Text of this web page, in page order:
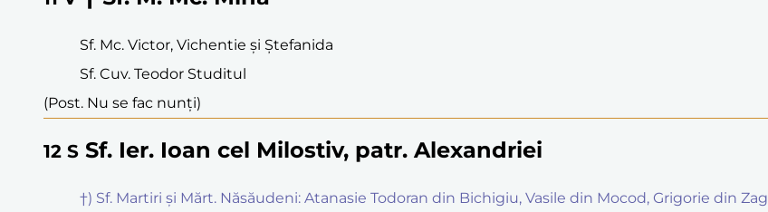
Sf. Mc. Victor, Vichentie și Ștefanida
Sf. Cuv. Teodor Studitul
(Post. Nu se fac nunți)
12 S Sf. Ier. Ioan cel Milostiv, patr. Alexandriei
†) Sf. Martiri și Mărt. Năsăudeni: Atanasie Todoran din Bichigiu, Vasile din Mocod, Grigorie din Zag